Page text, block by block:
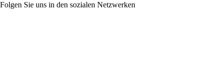
Folgen Sie uns in den sozialen Netzwerken